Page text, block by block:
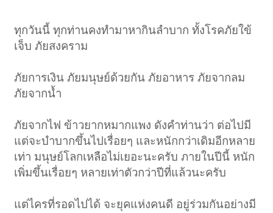
ทุกวันนี้ ทุกท่านคงทำมาหากินลำบาก ทั้งโรคภัยใข้
เจ็บ ภัยสงคราม
ภัยการเงิน ภัยมนุษย์ด้วยกัน ภัยอาหาร ภัยจากลม
ภัยจากน้ำ
ภัยจากไฟ ข้าวยากหมากแพง ดังคำท่านว่า ต่อไปมี
แต่จะบำบากขึ้นไปเรื่อยๆ และหนักกว่าเดิมอีกหลาย
เท่า มนุษย์โลกเหลือไม่เยอะนะครับ ภายในปีนี้ หนัก
เพิ่มขึ้นเรื่อยๆ หลายเท่าตัวกว่าปีที่แล้วนะครับ
แต่ไครที่รอดไปได้ จะยุคแห่งคนดี อยู่ร่วมกันอย่างมี